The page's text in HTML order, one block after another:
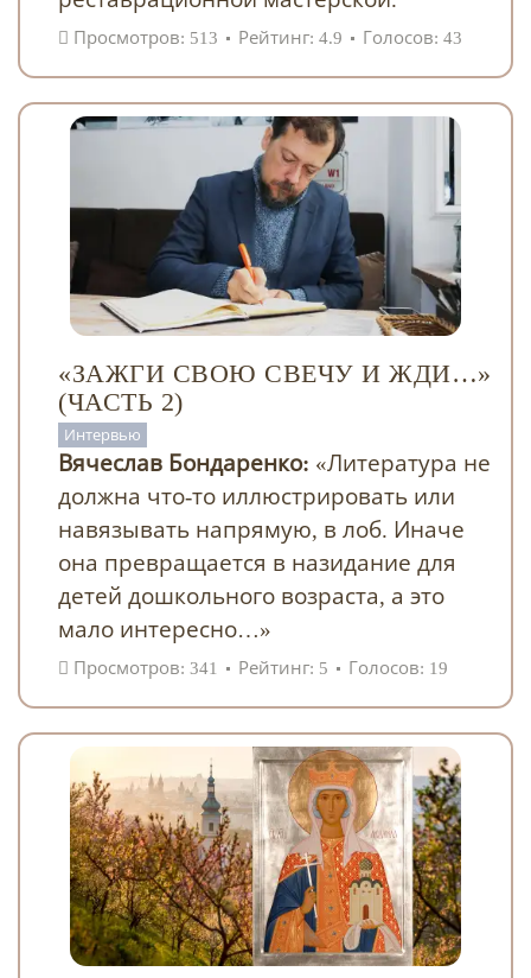
Просмотров: 513 Рейтинг: 4.9 Голосов: 43
«ЗАЖГИ СВОЮ СВЕЧУ И ЖДИ…»
(ЧАСТЬ 2)
Интервью
Вячеслав Бондаренко: «Литература не
должна что-то иллюстрировать или
навязывать напрямую, в лоб. Иначе
она превращается в назидание для
детей дошкольного возраста, а это
мало интересно…»
Просмотров: 341 Рейтинг: 5 Голосов: 19